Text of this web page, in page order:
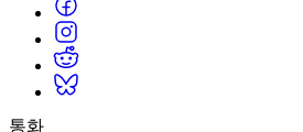
사용자 확보
모바일 사용자를 검색하고 Acquire
매장 및 D2C 전반에 걸쳐 IAP 관리하세
자동차
혁신을 가속화하고 차량 내 경험을 향
모든 산업 보기
베스트 프랙티스 가이드
전문가 팁
데모
데모, 샘플 및 빌딩 블록
학생용
커리어 시작하기
교육 효율 극대화
통화